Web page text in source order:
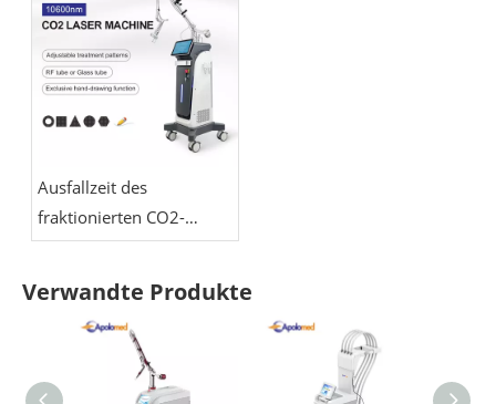
Ausfallzeit des
fraktionierten CO2-
Lasers: Wie lange dauert
Verwandte Produkte